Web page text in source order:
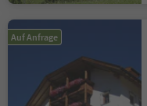
Auf Anfrage